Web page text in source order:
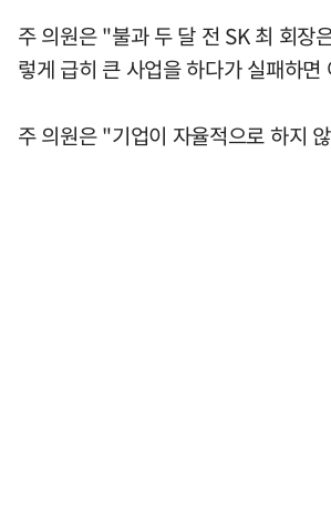
주 의원은 "불과 두 달 전 SK 최 회장
렇게 급히 큰 사업을 하다가 실패하
주 의원은 "기업이 자율적으로 하지